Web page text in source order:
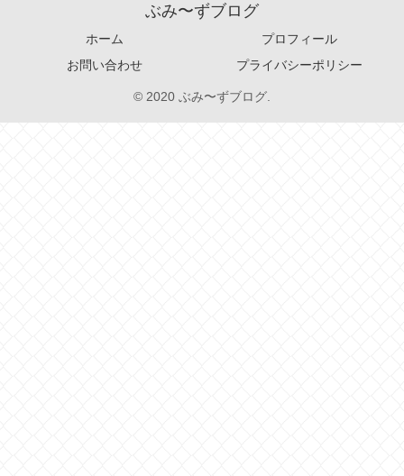
ぶみ〜ずブログ
ホーム
プロフィール
お問い合わせ
プライバシーポリシー
© 2020 ぶみ〜ずブログ.